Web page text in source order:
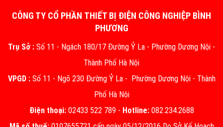
CÔNG TY CỔ PHẦN THIẾT BỊ ĐIỆN CÔNG NGHIỆP BÌNH
PHƯƠNG
Trụ Sở : Số 11 - Ngách 180/17 Đường Ỷ La - Phường Dương Nội -
Thành Phố Hà Nội
VPGD :Số 11 - Ngõ 230 Đường Ỷ La - Phường Dương Nội - Thành
Phố Hà Nội
Điện thoại:02433 522 789 - Hotline:082.234.2688